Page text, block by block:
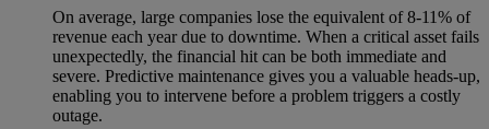
On average, large companies lose the equivalent of 8-11% of
revenue each year due to downtime. When a critical asset fails
unexpectedly, the financial hit can be both immediate and
severe. Predictive maintenance gives you a valuable heads-up,
enabling you to intervene before a problem triggers a costly
outage.